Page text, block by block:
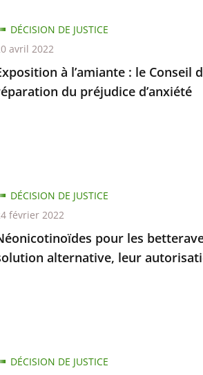
à l’amiante : le Conseil
du préjudice d’anxiété
DÉCISION DE JUSTICE
avril 2022
pour les
alternative, leur
DÉCISION DE JUSTICE
février 2022
DÉCISION DE JUSTICE